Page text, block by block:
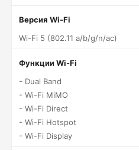
Версия Wi-Fi
Wi-Fi 5 (802.11 a/b/g/n/ac)
Функции Wi-Fi
- Dual Band
- Wi-Fi MiMO
- Wi-Fi Direct
- Wi-Fi Hotspot
- Wi-Fi Display